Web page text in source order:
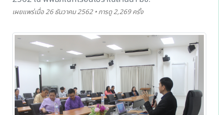
เผยแพร่เมื่อ 26 ธันวาคม 2562 • การดู 2,269 ครั้ง